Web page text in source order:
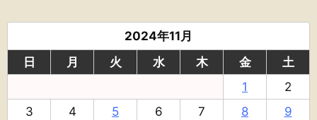
2024年11月
日
月 火 水 木 金
土
1
2
3
4 5 6 7 8
9